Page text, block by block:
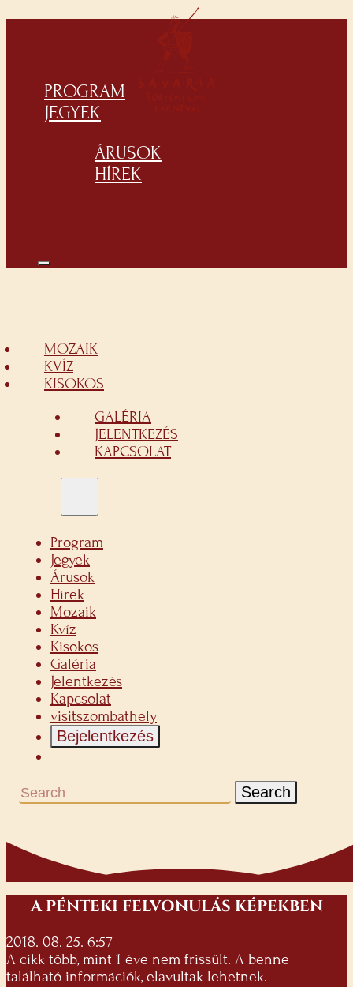
PROGRAM
JEGYEK
ÁRUSOK
HÍREK
MOZAIK
KVÍZ
KISOKOS
GALÉRIA
JELENTKEZÉS
KAPCSOLAT
Program
Jegyek
Árusok
Hírek
Mozaik
Kvíz
Kisokos
Galéria
Jelentkezés
Kapcsolat
visitszombathely
Bejelentkezés
Search
A PÉNTEKI FELVONULÁS KÉPEKBEN
2018. 08. 25. 6:57
A cikk több, mint 1 éve nem frissült. A benne
található információk, elavultak lehetnek.